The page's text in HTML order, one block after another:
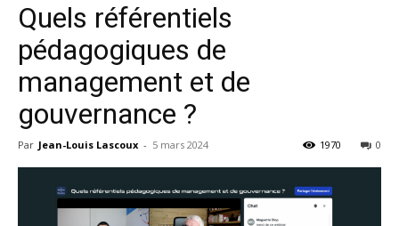
Quels référentiels
pédagogiques de
management et de
gouvernance ?
Par Jean-Louis Lascoux - 5 mars 2024 0
1970